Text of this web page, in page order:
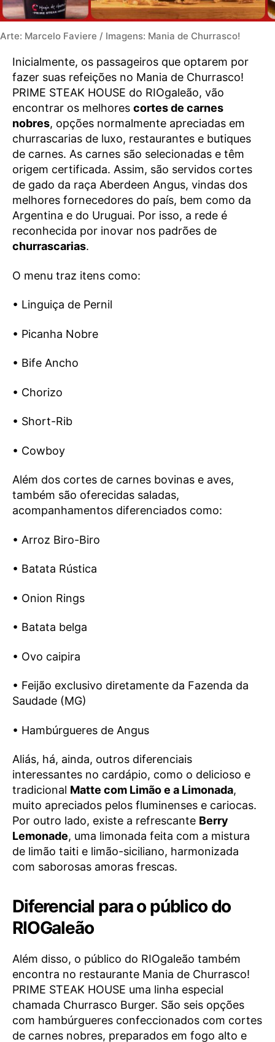
Arte: Marcelo Faviere / Imagens: Mania de Churrasco!
Inicialmente, os passageiros que optarem por
fazer suas refeições no Mania de Churrasco!
PRIME STEAK HOUSE do RIOgaleão, vão
encontrar os melhores cortes de carnes
nobres, opções normalmente apreciadas em
churrascarias de luxo, restaurantes e butiques
de carnes. As carnes são selecionadas e têm
origem certificada. Assim, são servidos cortes
de gado da raça Aberdeen Angus, vindas dos
melhores fornecedores do país, bem como da
Argentina e do Uruguai. Por isso, a rede é
reconhecida por inovar nos padrões de
churrascarias.
O menu traz itens como:
• Linguiça de Pernil
• Picanha Nobre
• Bife Ancho
• Chorizo
• Short-Rib
• Cowboy
Além dos cortes de carnes bovinas e aves,
também são oferecidas saladas,
acompanhamentos diferenciados como:
• Arroz Biro-Biro
• Batata Rústica
• Onion Rings
• Batata belga
• Ovo caipira
• Feijão exclusivo diretamente da Fazenda da
Saudade (MG)
• Hambúrgueres de Angus
Aliás, há, ainda, outros diferenciais
interessantes no cardápio, como o delicioso e
tradicional Matte com Limão e a Limonada,
muito apreciados pelos fluminenses e cariocas.
Por outro lado, existe a refrescante Berry
Lemonade, uma limonada feita com a mistura
de limão taiti e limão-siciliano, harmonizada
com saborosas amoras frescas.
Diferencial para o público do
RIOGaleão
Além disso, o público do RIOgaleão também
encontra no restaurante Mania de Churrasco!
PRIME STEAK HOUSE uma linha especial
chamada Churrasco Burger. São seis opções
com hambúrgueres confeccionados com cortes
de carnes nobres, preparados em fogo alto e